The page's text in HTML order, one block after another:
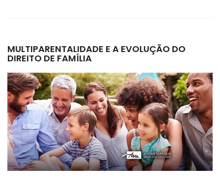
MULTIPARENTALIDADE E A EVOLUÇÃO DO
DIREITO DE FAMÍLIA